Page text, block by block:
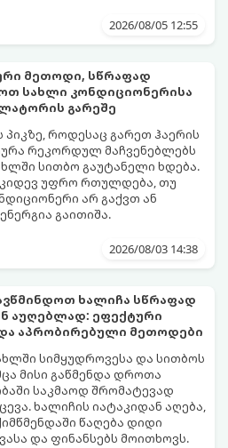
2026/08/05 12:55
მეთოდი, სწრაფად
სახლი კონდიციონერისა
გარეშე
როდესაც გარეთ ჰაერის
რეკორდულ მაჩვენებლებს
სითბო გაუტანელი ხდება.
კიდევ უფრო რთულდება, თუ
არ გაქვთ ან
გაითიშა.
და გამოცდილი ყოფითი ხრიკები,
სიგრილე სპეციალური
10 საუკეთესო და
მეთოდს:
2026/08/03 14:38
ხალიჩა სწრაფად
აუღებლად: ეფექტური
აპრობირებული მეთოდები
სიმყუდროვესა და სითბოს
მისი გაწმენდა დროთა
საკმაოდ შრომატევად
ხალიჩის იატაკიდან აღება,
წაღება დიდი
და ფინანსებს მოითხოვს.